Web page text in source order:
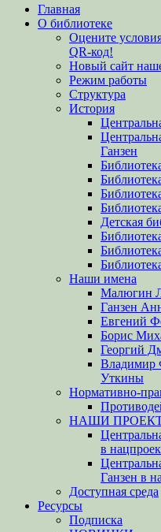
Перейти
содержимому
Главная
О библиотеке
Оцените
QR-код!
Новый сайт
Режим работы
Структура
История
Ганзен
Детская
Наши имена
Малюгин
Ганзен
Евгений
Борис
Георгий
Владимир
Уткины
Нормативно-
НАШИ
в
Ганзен в
Доступная среда
Ресурсы
Подписка